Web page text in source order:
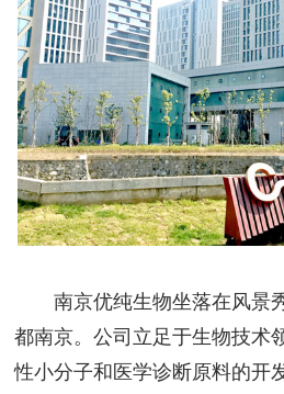
南京优纯生物坐落在风景
都南京。公司立足于生物技术
性小分子和医学诊断原料的开